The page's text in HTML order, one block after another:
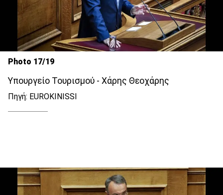
Photo 17/19
Υπουργείο Τουρισμού - Χάρης Θεοχάρης
Πηγή: EUROKINISSI